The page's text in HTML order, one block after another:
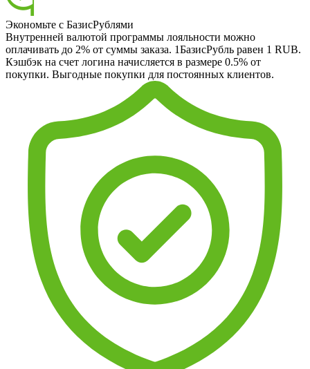
Экономьте с БазисРублями
Внутренней валютой программы лояльности можно
оплачивать до 2% от суммы заказа. 1БазисРубль равен 1 RUB.
Кэшбэк на счет логина начисляется в размере 0.5% от
покупки. Выгодные покупки для постоянных клиентов.